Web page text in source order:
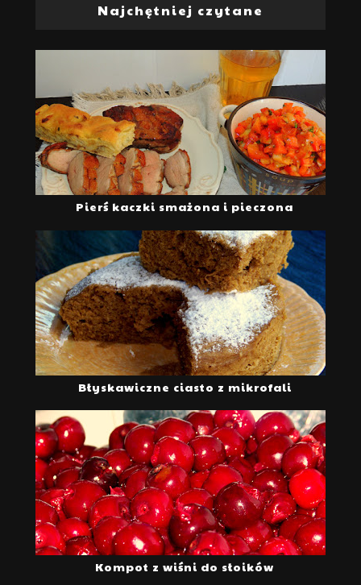
Najchętniej czytane
Pierś kaczki smażona i pieczona
Błyskawiczne ciasto z mikrofali
Kompot z wiśni do słoików